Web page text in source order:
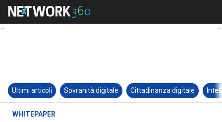
Ultimi articoli Sovranità digitale Cittadinanza digitale
WHITEPAPER